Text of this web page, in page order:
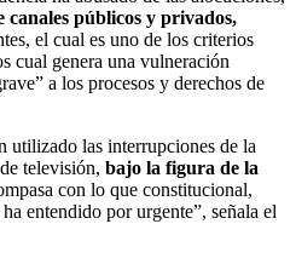
públicos y privados,
el cual es uno de los criterios
cual genera una vulneración
a los procesos y derechos de
utilizado las interrupciones de la
televisión, bajo la figura de la
con lo que constitucional,
entendido por urgente”, señala el